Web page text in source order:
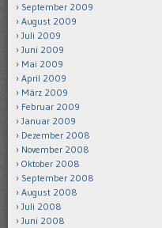
September 2009
August 2009
Juli 2009
Juni 2009
Mai 2009
April 2009
März 2009
Februar 2009
Januar 2009
Dezember 2008
November 2008
Oktober 2008
September 2008
August 2008
Juli 2008
Juni 2008